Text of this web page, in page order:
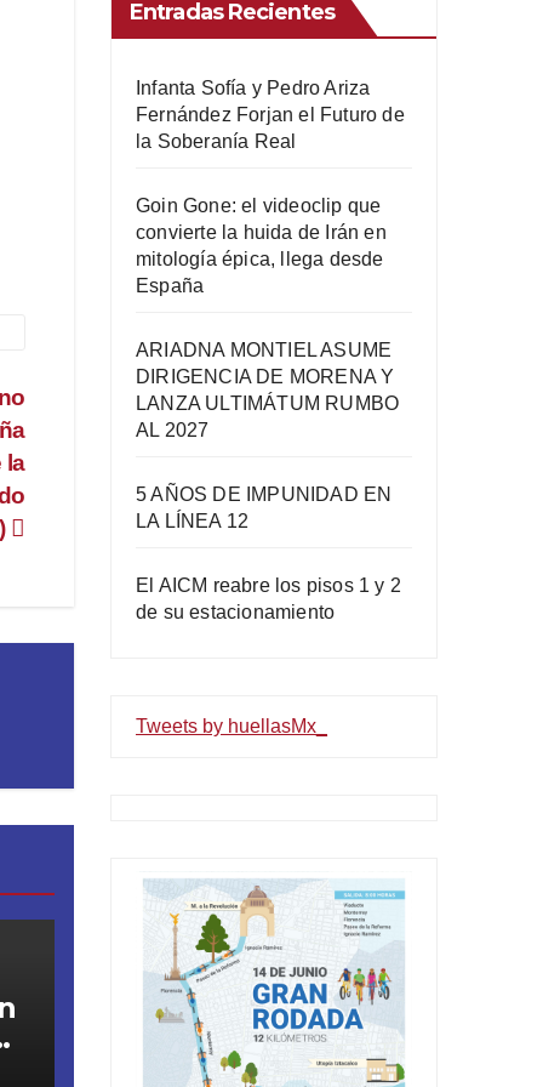
la
Entradas Recientes
Infanta Sofía y Pedro Ariza
Fernández Forjan el Futuro de
la Soberanía Real
Goin Gone: el videoclip que
convierte la huida de Irán en
mitología épica, llega desde
España
ARIADNA MONTIEL ASUME
DIRIGENCIA DE MORENA Y
LANZA ULTIMÁTUM RUMBO
AL 2027
5 AÑOS DE IMPUNIDAD EN
LA LÍNEA 12
El AICM reabre los pisos 1 y 2
de su estacionamiento
Tweets by huellasMx_